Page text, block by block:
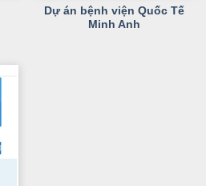
Dự án bệnh viện Quốc Tế
Minh Anh